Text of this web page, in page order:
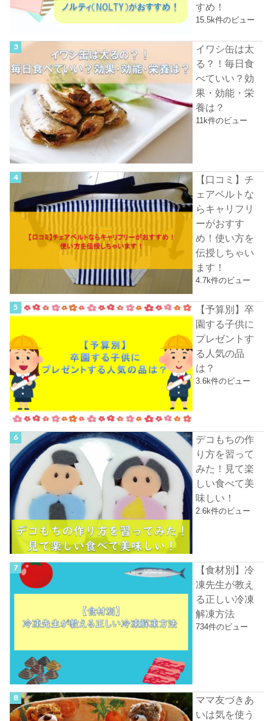
すめ！
15.5k件のビュー
イワシ缶は太
る？！毎日食
べていい？効
果・効能・栄
養は？
11k件のビュー
【口コミ】チ
ェアベルトな
らキャリフリ
ーがおすす
め！使い方を
伝授しちゃい
ます！
4.7k件のビュー
【予算別】卒
園する子供に
プレゼントす
る人気の品
は？
3.6k件のビュー
デコもちの作
り方を習って
みた！見て楽
しい食べて美
味しい！
2.6k件のビュー
【食材別】冷
凍先生が教え
る正しい冷凍
解凍方法
734件のビュー
ママ友づきあ
いは気を使う